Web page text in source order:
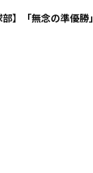
部】「無念の準優勝」